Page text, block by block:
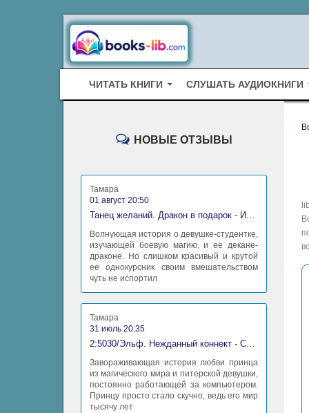
ЧИТАТЬ КНИГИ СЛУШАТЬ АУДИОКНИГИ
НОВЫЕ ОТЗЫВЫ
Тамара
01 август 20:50
Танец желаний. Дракон в подарок - Ирина Алексеева
Волнующая история о девушке-студентке,
изучающей боевую магию, и ее декане-
драконе. Но слишком красивый и крутой
ее однокурсник своим вмешательством
чуть не испортил
Тамара
31 июль 20:35
2:5030/Эльф. Нежданный коннект - Станислав Миков
Завораживающая история любви принца
из магического мира и питерской девушки,
постоянно работающей за компьютером.
Принцу просто стало скучно, ведь его мир
тысячу лет